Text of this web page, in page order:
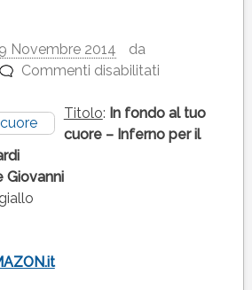
Novembre 2014
da
Commenti disabilitati
FONDO
AL
Titolo: In fondo al tuo
cuore – Inferno per il
Giovanni